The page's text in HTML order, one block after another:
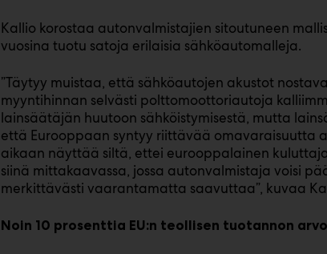
Kallio korostaa autonvalmistajien sitoutuneen
vuosina tuotu satoja erilaisia sähköautomalleja.
”Täytyy muistaa, että sähköautojen akustot
myyntihinnan selvästi polttomoottoriautoja
lainsäätäjän huutoon sähköistymisestä, mutta
että Eurooppaan syntyy riittävää omavaraisuutta
aikaan näyttää siltä, ettei eurooppalainen
siinä mittakaavassa, jossa autonvalmistaja voisi
merkittävästi vaarantamatta saavuttaa”, kuvaa
Noin 10 prosenttia EU:n teollisen tuotannon